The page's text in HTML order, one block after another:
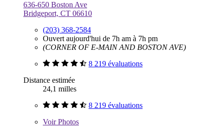
636-650 Boston Ave
Bridgeport, CT 06610
(203) 368-2584
Ouvert aujourd'hui de 7h am à 7h pm
(CORNER OF E-MAIN AND BOSTON AVE)
8 219 évaluations
Distance estimée
24,1 milles
8 219 évaluations
VoirPhotos